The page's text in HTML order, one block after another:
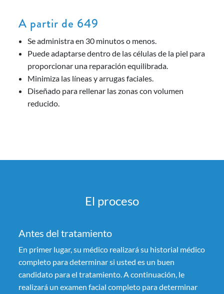
A partir de 649
Se administra en 30 minutos o menos.
Puede adaptarse dentro de las células de la piel para
proporcionar una reparación equilibrada.
Minimiza las líneas y arrugas faciales.
Diseñado para rellenar las zonas con volumen
reducido.
El proceso
Antes del tratamiento
En primer lugar, su médico realizará su historial médico
completo para determinar si usted es un buen
candidato para el tratamiento. A continuación, le
realizará un examen facial completo para determinar